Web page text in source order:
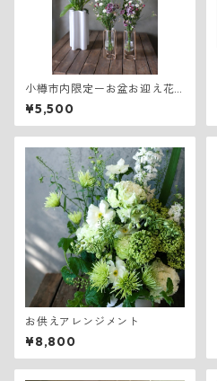
小樽市内限定ーお盆お迎え花
一式 Sサイズ
¥5,500
お供えアレンジメント
¥8,800